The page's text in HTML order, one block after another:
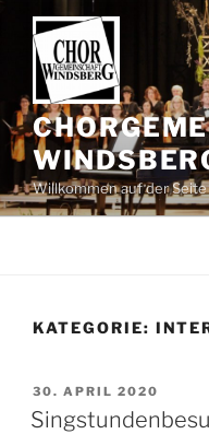
Zum
Inhalt
springen
Willkommen auf der
KATEGORIE:
VERÖFFENTLICHT
AM
30. APRIL 2020